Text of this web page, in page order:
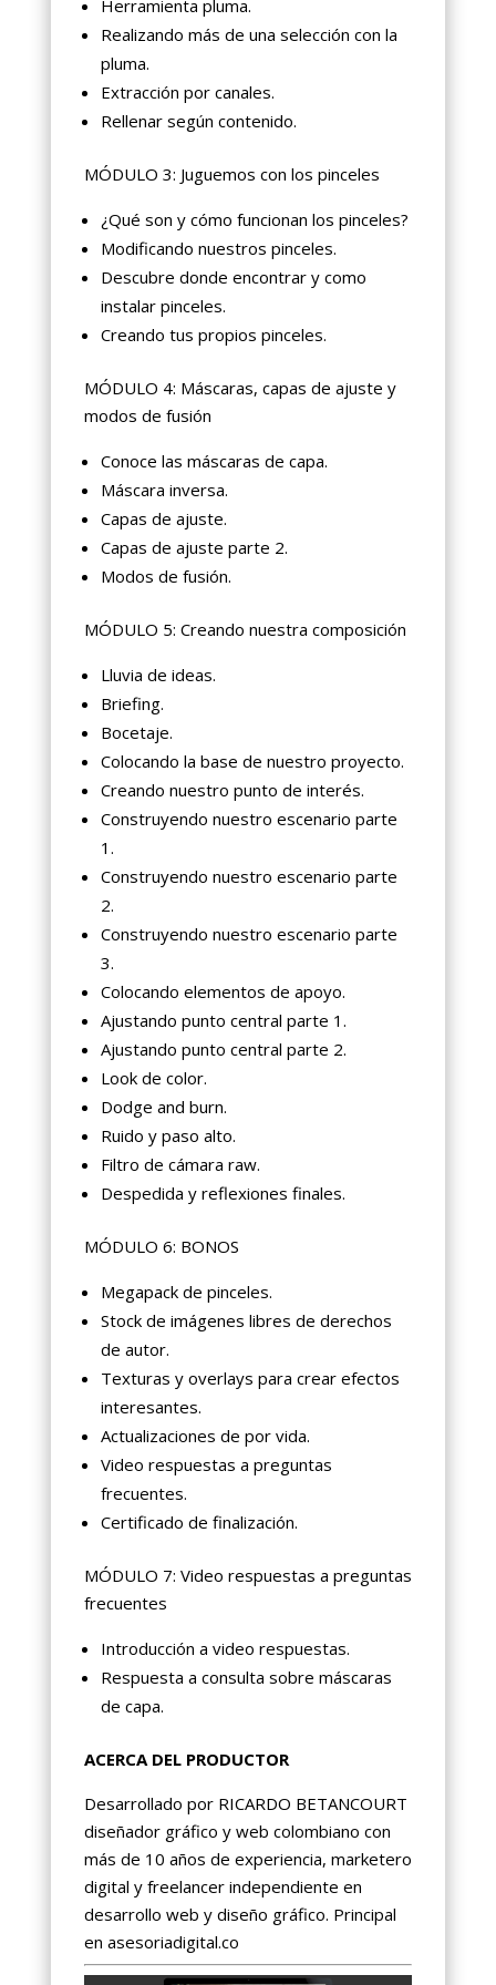
Herramienta pluma.
Realizando más de una selección con la
pluma.
Extracción por canales.
Rellenar según contenido.
MÓDULO 3: Juguemos con los pinceles
¿Qué son y cómo funcionan los pinceles?
Modificando nuestros pinceles.
Descubre donde encontrar y como
instalar pinceles.
Creando tus propios pinceles.
MÓDULO 4: Máscaras, capas de ajuste y
modos de fusión
Conoce las máscaras de capa.
Máscara inversa.
Capas de ajuste.
Capas de ajuste parte 2.
Modos de fusión.
MÓDULO 5: Creando nuestra composición
Lluvia de ideas.
Briefing.
Bocetaje.
Colocando la base de nuestro proyecto.
Creando nuestro punto de interés.
Construyendo nuestro escenario parte
1.
Construyendo nuestro escenario parte
2.
Construyendo nuestro escenario parte
3.
Colocando elementos de apoyo.
Ajustando punto central parte 1.
Ajustando punto central parte 2.
Look de color.
Dodge and burn.
Ruido y paso alto.
Filtro de cámara raw.
Despedida y reflexiones finales.
MÓDULO 6: BONOS
Megapack de pinceles.
Stock de imágenes libres de derechos
de autor.
Texturas y overlays para crear efectos
interesantes.
Actualizaciones de por vida.
Video respuestas a preguntas
frecuentes.
Certificado de finalización.
MÓDULO 7: Video respuestas a preguntas
frecuentes
Introducción a video respuestas.
Respuesta a consulta sobre máscaras
de capa.
ACERCA DEL PRODUCTOR
Desarrollado por RICARDO BETANCOURT
diseñador gráfico y web colombiano con
más de 10 años de experiencia, marketero
digital y freelancer independiente en
desarrollo web y diseño gráfico. Principal
en asesoriadigital.co